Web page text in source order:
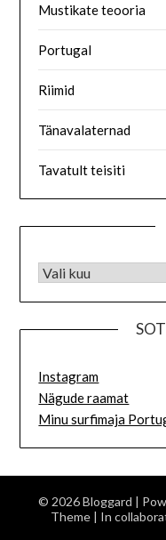
Mustikate teooria
Portugal
Riimid
Tänavalaternad
Tavatult teisiti
Instagram
Nägude raamat
Minu surfimaja
© 2026 Bloggard |
Theme | In